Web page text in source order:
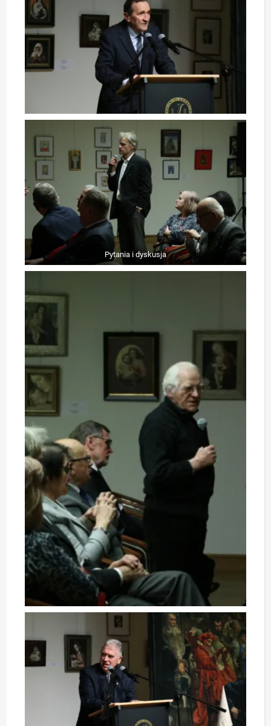
Pytania i dyskusja